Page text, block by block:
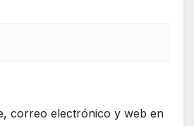
correo electrónico y web en